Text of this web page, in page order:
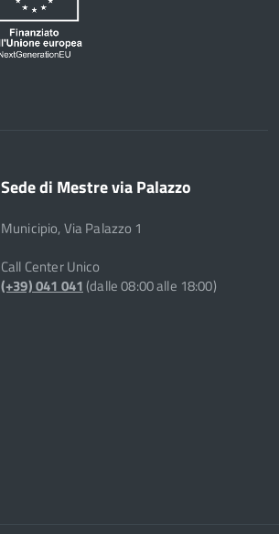
Sede di Mestre via Palazzo
Municipio, Via Palazzo 1
Call Center Unico
(+39) 041 041(dalle 08:00 alle 18:00)